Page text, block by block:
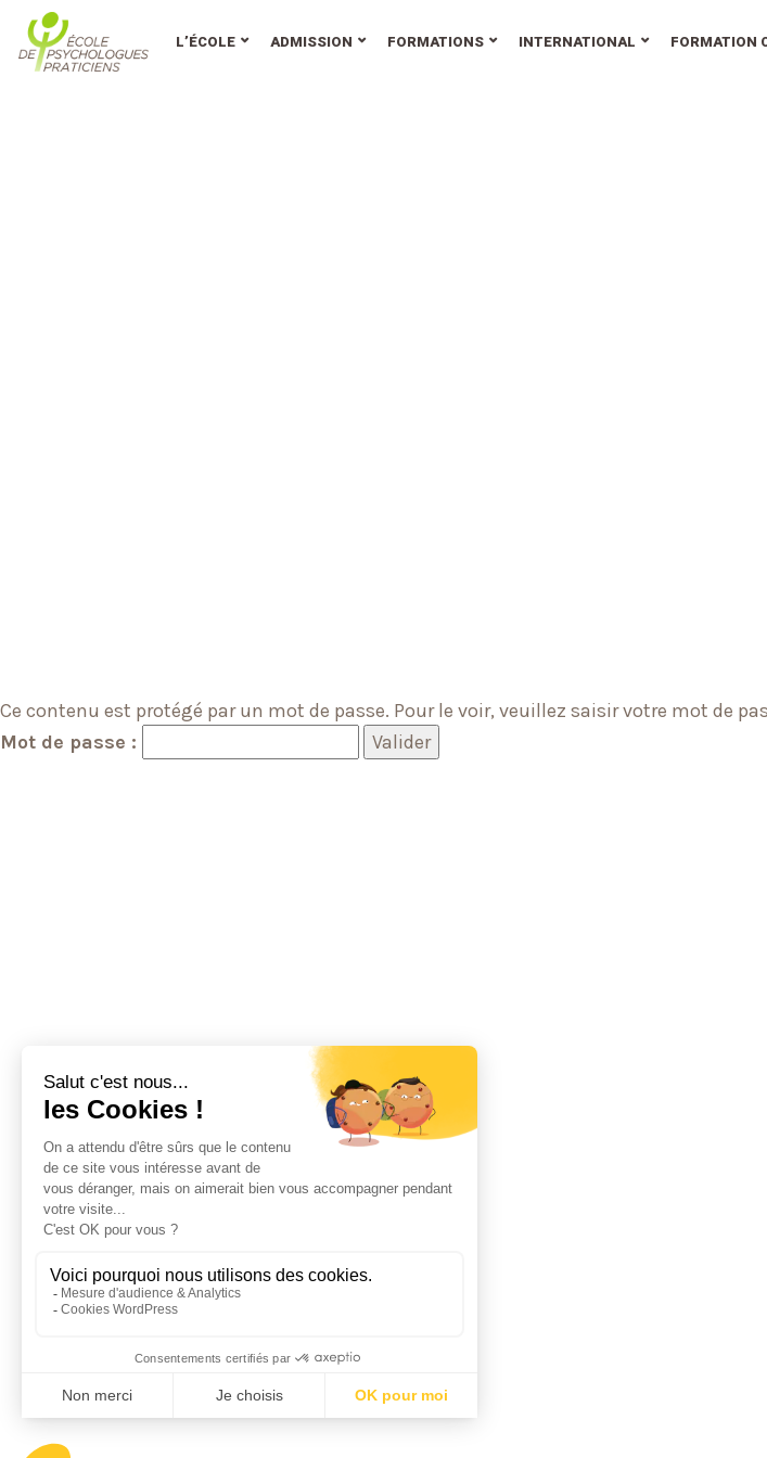
contenu
L’ÉCOLE ADMISSION FORMATIONS INTERNATIONAL FORMATION
Ce contenu est protégé par un mot de passe. Pour le voir, veuillez saisir votre mot de
Mot de passe :